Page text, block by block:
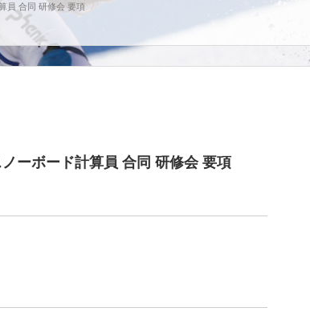
員 合同 研修会 要項
ーボード計算員 合同 研修会 要項